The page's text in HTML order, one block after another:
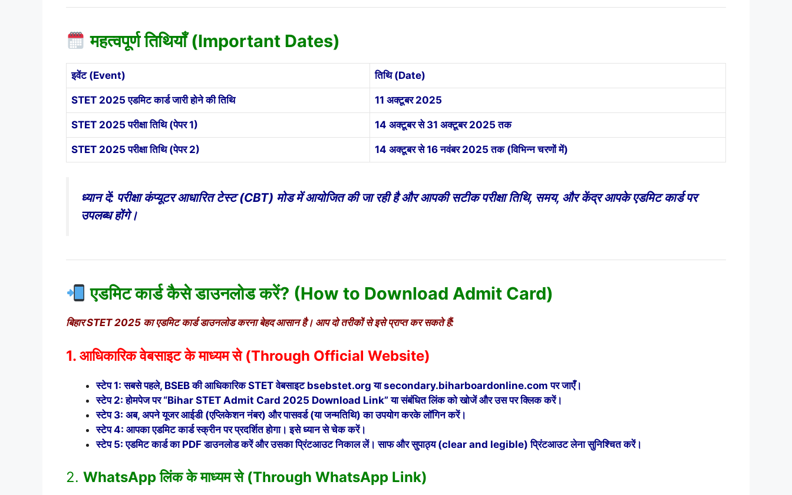
महत्वपूर्ण तिथियाँ (Important Dates)
इवेंट (Event) तिथि (Date)
STET 2025 एडमिट कार्ड जारी होने की तिथि 11 अक्टूबर 2025
STET 2025 परीक्षा तिथि (पेपर 1) 14 अक्टूबर से 31 अक्टूबर 2025 तक
STET 2025 परीक्षा तिथि (पेपर 2) 14 अक्टूबर से 16 नवंबर 2025 तक (विभिन्न चरणों में)
ध्यान दें: परीक्षा कंप्यूटर आधारित टेस्ट (CBT) मोड में आयोजित की जा रही है और आपकी सटीक परीक्षा तिथि, समय, और केंद्र आपके एडमिट कार्ड पर
उपलब्ध होंगे।
एडमिट कार्ड कैसे डाउनलोड करें? (How to Download Admit Card)
बिहार STET 2025 का एडमिट कार्ड डाउनलोड करना बेहद आसान है। आप दो तरीकों से इसे प्राप्त कर सकते हैं:
1. आधिकारिक वेबसाइट के माध्यम से (Through Official Website)
स्टेप 1: सबसे पहले, BSEB की आधिकारिक STET वेबसाइट bsebstet.org या secondary.biharboardonline.com पर जाएँ।
स्टेप 2: होमपेज पर “Bihar STET Admit Card 2025 Download Link” या संबंधित लिंक को खोजें और उस पर क्लिक करें।
स्टेप 3: अब, अपने यूजर आईडी (एप्लिकेशन नंबर) और पासवर्ड (या जन्मतिथि) का उपयोग करके लॉगिन करें।
स्टेप 4: आपका एडमिट कार्ड स्क्रीन पर प्रदर्शित होगा। इसे ध्यान से चेक करें।
स्टेप 5: एडमिट कार्ड का PDF डाउनलोड करें और उसका प्रिंटआउट निकाल लें। साफ और सुपाठ्य (clear and legible) प्रिंटआउट लेना सुनिश्चित करें।
2. WhatsApp लिंक के माध्यम से (Through WhatsApp Link)